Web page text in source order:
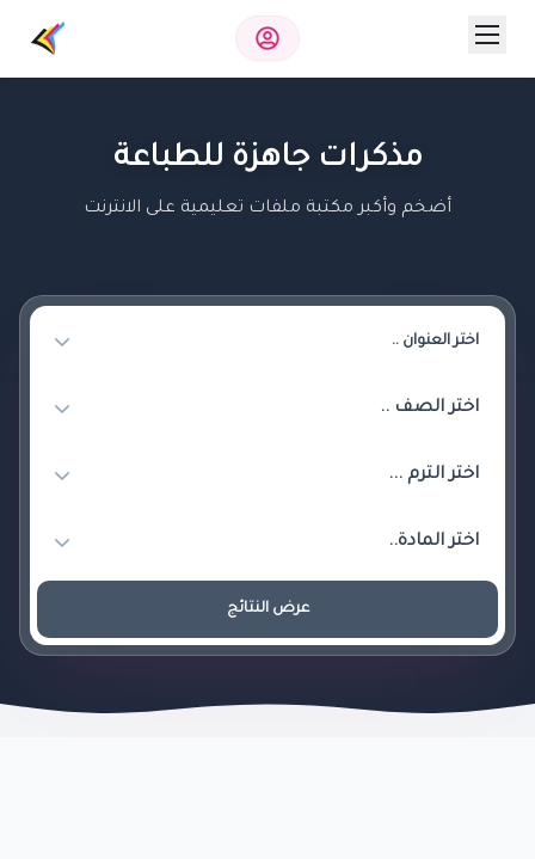
مذكرات جاهزة للطباعة
أضخم وأكبر مكتبة ملفات تعليمية على الانترنت
عرض النتائج